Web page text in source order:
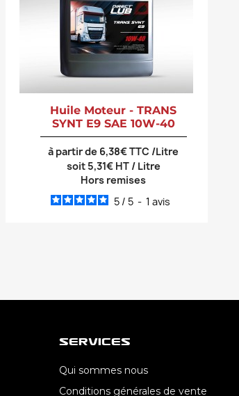
Huile Moteur - TRANS
SYNT E9 SAE 10W-40
à partir de 6,38€ TTC /Litre
soit 5,31€ HT / Litre
Hors remises
5 / 5 - 1avis
Services
Qui sommes nous
Conditions générales de vente